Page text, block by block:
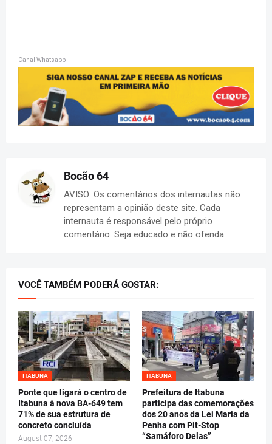
Canal Whatsapp
Bocão 64
AVISO: Os comentários dos internautas não
representam a opinião deste site. Cada
internauta é responsável pelo próprio
comentário. Seja educado e não ofenda.
VOCÊ TAMBÉM PODERÁ GOSTAR:
ITABUNA
Ponte que ligará o centro de
Itabuna à nova BA-649 tem
71% de sua estrutura de
concreto concluída
August 07, 2026
ITABUNA
Prefeitura de Itabuna
participa das comemorações
dos 20 anos da Lei Maria da
Penha com Pit-Stop
“Samáforo Delas”